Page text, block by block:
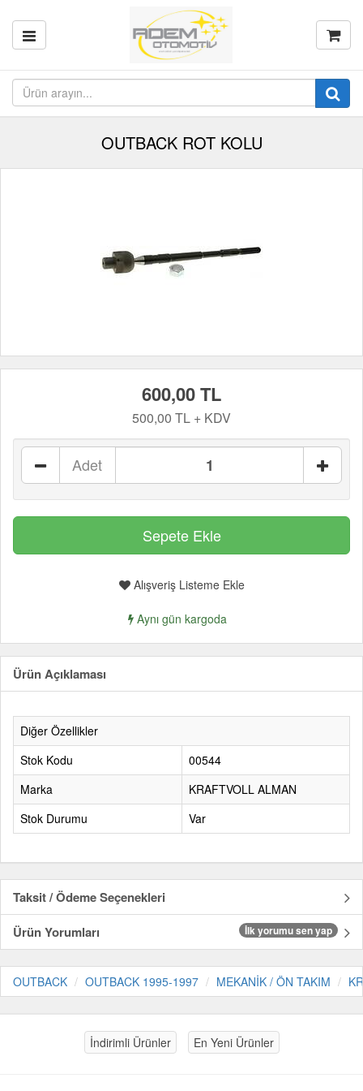
OUTBACK ROT KOLU
600,00 TL
500,00 TL + KDV
Adet
Alışveriş Listeme Ekle
Aynı gün kargoda
Ürün Açıklaması
Diğer Özellikler
Stok Kodu
00544
Marka
KRAFTVOLL ALMAN
Stok Durumu
Var
Taksit / Ödeme Seçenekleri
Ürün Yorumları
İlk yorumu sen yap
OUTBACK OUTBACK 1995-1997 MEKANİK / ÖN TAKIM
İndirimli Ürünler En Yeni Ürünler